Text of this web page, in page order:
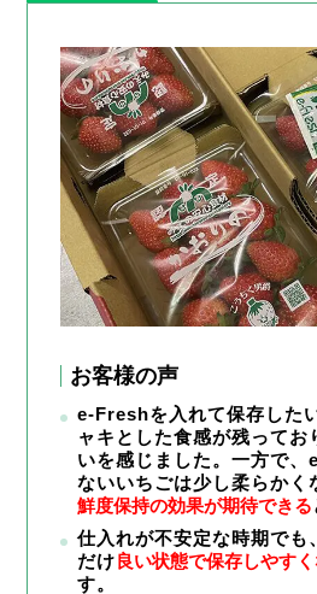
お客様の声
e-Freshを入れて保存した
ャキとした食感が残ってお
いを感じました。一方で
ないいちごは少し柔らかく
鮮度保持の効果が期待できる
仕入れが不安定な時期でも
だけ良い状態で保存しやす
す。